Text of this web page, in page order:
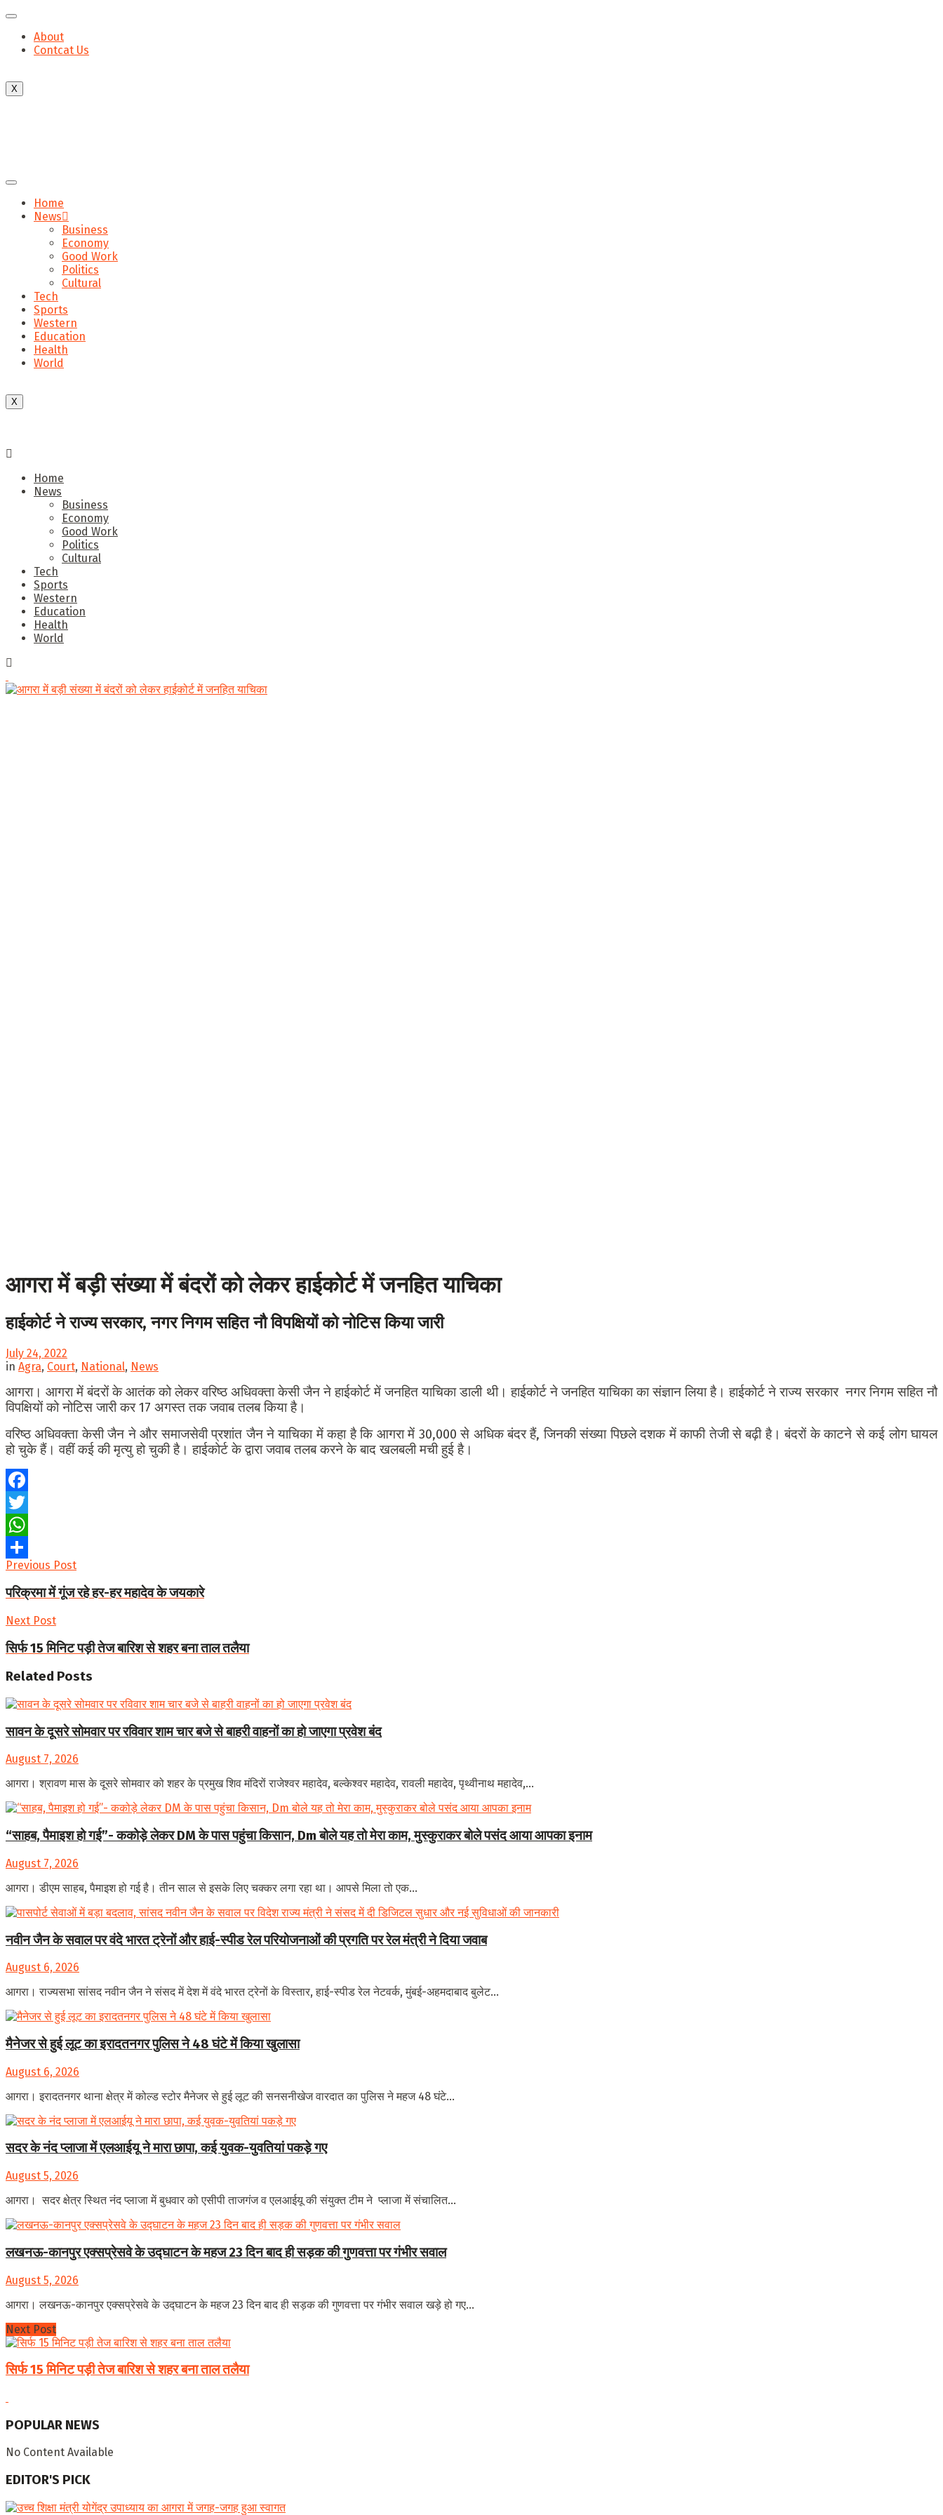
About
Contcat Us
X
Home
News
Business
Economy
Good Work
Politics
Cultural
Tech
Sports
Western
Education
Health
World
X
Home
News
Business
Economy
Good Work
Politics
Cultural
Tech
Sports
Western
Education
Health
World
आगरा में बड़ी संख्या में बंदरों को लेकर हाईकोर्ट में जनहित याचिका
हाईकोर्ट ने राज्य सरकार, नगर निगम सहित नौ विपक्षियों को नोटिस किया जारी
July 24, 2022
in Agra, Court, National, News
आगरा। आगरा में बंदरों के आतंक को लेकर वरिष्ठ अधिवक्ता केसी जैन ने हाईकोर्ट में जनहित याचिका डाली थी। हाईकोर्ट ने जनहित याचिका का संज्ञान लिया है। हाईकोर्ट ने राज्य सरकार नगर निगम सहित नौ
विपक्षियों को नोटिस जारी कर 17 अगस्त तक जवाब तलब किया है।
वरिष्ठ अधिवक्ता केसी जैन ने और समाजसेवी प्रशांत जैन ने याचिका में कहा है कि आगरा में 30,000 से अधिक बंदर हैं, जिनकी संख्या पिछले दशक में काफी तेजी से बढ़ी है। बंदरों के काटने से कई लोग घायल
हो चुके हैं। वहीं कई की मृत्यु हो चुकी है। हाईकोर्ट के द्वारा जवाब तलब करने के बाद खलबली मची हुई है।
Facebook
Twitter
WhatsApp
Share
Previous Post
परिक्रमा में गूंज रहे हर-हर महादेव के जयकारे
Next Post
सिर्फ 15 मिनिट पड़ी तेज बारिश से शहर बना ताल तलैया
Related Posts
सावन के दूसरे सोमवार पर रविवार शाम चार बजे से बाहरी वाहनों का हो जाएगा प्रवेश बंद
August 7, 2026
आगरा। श्रावण मास के दूसरे सोमवार को शहर के प्रमुख शिव मंदिरों राजेश्वर महादेव, बल्केश्वर महादेव, रावली महादेव, पृथ्वीनाथ महादेव,...
“साहब, पैमाइश हो गई”- ककोड़े लेकर DM के पास पहुंचा किसान, Dm बोले यह तो मेरा काम, मुस्कुराकर बोले पसंद आया आपका इनाम
August 7, 2026
आगरा। डीएम साहब, पैमाइश हो गई है। तीन साल से इसके लिए चक्कर लगा रहा था। आपसे मिला तो एक...
नवीन जैन के सवाल पर वंदे भारत ट्रेनों और हाई-स्पीड रेल परियोजनाओं की प्रगति पर रेल मंत्री ने दिया जवाब
August 6, 2026
आगरा। राज्यसभा सांसद नवीन जैन ने संसद में देश में वंदे भारत ट्रेनों के विस्तार, हाई-स्पीड रेल नेटवर्क, मुंबई-अहमदाबाद बुलेट...
मैनेजर से हुई लूट का इरादतनगर पुलिस ने 48 घंटे में किया खुलासा
August 6, 2026
आगरा। इरादतनगर थाना क्षेत्र में कोल्ड स्टोर मैनेजर से हुई लूट की सनसनीखेज वारदात का पुलिस ने महज 48 घंटे...
सदर के नंद प्लाजा में एलआईयू ने मारा छापा, कई युवक-युवतियां पकड़े गए
August 5, 2026
आगरा। सदर क्षेत्र स्थित नंद प्लाजा में बुधवार को एसीपी ताजगंज व एलआईयू की संयुक्त टीम ने प्लाजा में संचालित...
लखनऊ-कानपुर एक्सप्रेसवे के उद्घाटन के महज 23 दिन बाद ही सड़क की गुणवत्ता पर गंभीर सवाल
August 5, 2026
आगरा। लखनऊ-कानपुर एक्सप्रेसवे के उद्घाटन के महज 23 दिन बाद ही सड़क की गुणवत्ता पर गंभीर सवाल खड़े हो गए...
Next Post
सिर्फ 15 मिनिट पड़ी तेज बारिश से शहर बना ताल तलैया
POPULAR NEWS
No Content Available
EDITOR'S PICK